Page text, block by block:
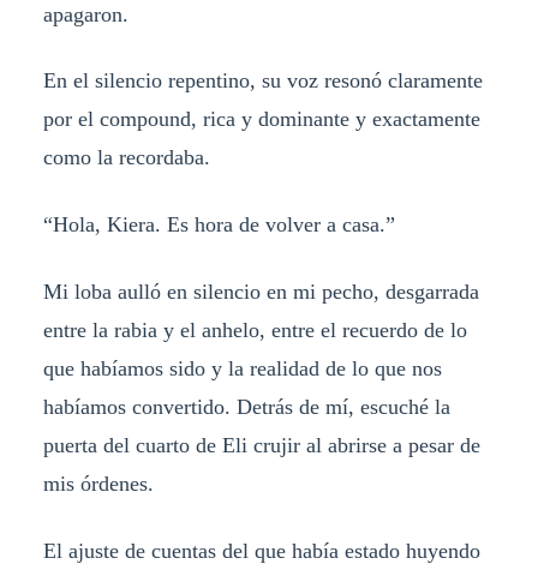
apagaron.
En el silencio repentino, su voz resonó claramente
por el compound, rica y dominante y exactamente
como la recordaba.
“Hola, Kiera. Es hora de volver a casa.”
Mi loba aulló en silencio en mi pecho, desgarrada
entre la rabia y el anhelo, entre el recuerdo de lo
que habíamos sido y la realidad de lo que nos
habíamos convertido. Detrás de mí, escuché la
puerta del cuarto de Eli crujir al abrirse a pesar de
mis órdenes.
El ajuste de cuentas del que había estado huyendo